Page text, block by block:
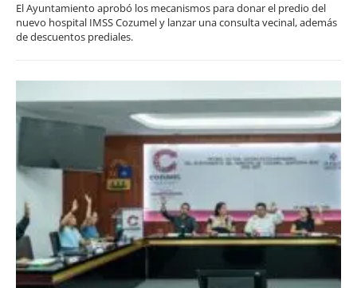
El Ayuntamiento aprobó los mecanismos para donar el predio del
nuevo hospital IMSS Cozumel y lanzar una consulta vecinal, además
de descuentos prediales.